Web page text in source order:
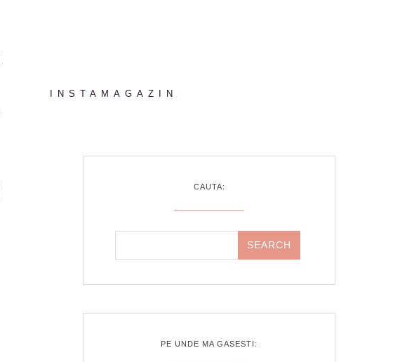
INSTAMAGAZIN
CAUTA:
PE UNDE MA GASESTI: